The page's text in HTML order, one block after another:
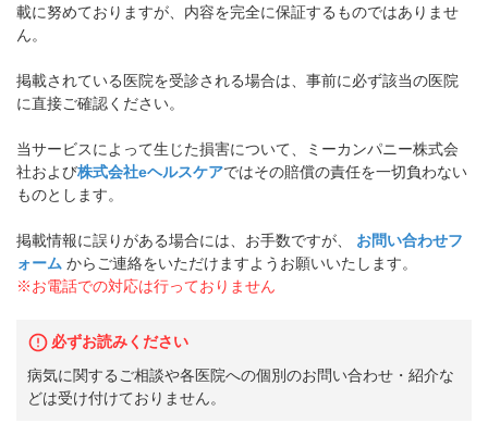
載に努めておりますが、内容を完全に保証するものではありませ
ん。
掲載されている医院を受診される場合は、事前に必ず該当の医院
に直接ご確認ください。
当サービスによって生じた損害について、ミーカンパニー株式会
社および株式会社eヘルスケアではその賠償の責任を一切負わない
ものとします。
掲載情報に誤りがある場合には、お手数ですが、
お問い合わせフ
ォーム からご連絡をいただけますようお願いいたします。
※お電話での対応は行っておりません
必ずお読みください
病気に関するご相談や各医院への個別のお問い合わせ・紹介な
どは受け付けておりません。